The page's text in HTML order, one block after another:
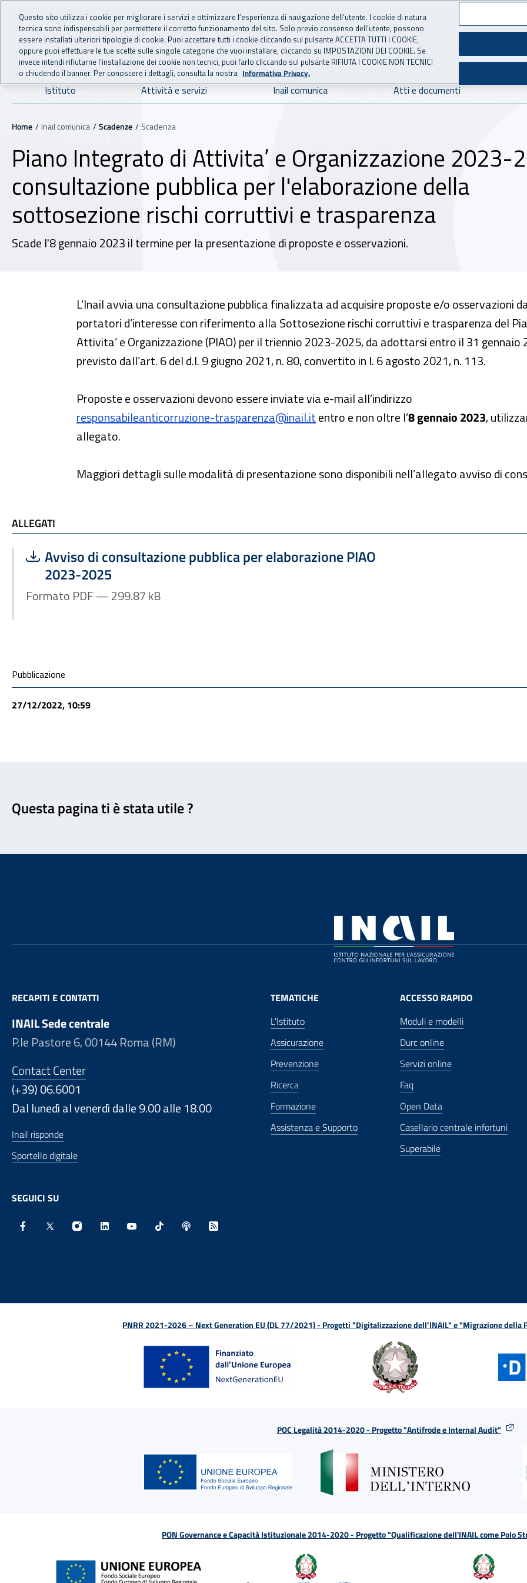
Vai al menu principale
Vai al contenuto principale
INAIL - Istituto Nazionale per l'Assicurazione
Navigazione principale
Istituto Attività e servizi Inail comunica Atti e documenti
Navigazione - Ti trovi in:
Home Inail comunica Scadenze Scadenza
Piano Integrato di Attivita’ e Organizzazione 2023-
consultazione pubblica per l'elaborazione della
sottosezione rischi corruttivi e trasparenza
Scade l'8 gennaio 2023 il termine per la presentazione di proposte e osservazioni.
L’Inail avvia una consultazione pubblica finalizzata ad acquisire proposte e/o osservazioni
portatori d’interesse con riferimento alla Sottosezione rischi corruttivi e trasparenza del
Attivita’ e Organizzazione (PIAO) per il triennio 2023-2025, da adottarsi entro il 31 gennaio
previsto dall’art. 6 del d.l. 9 giugno 2021, n. 80, convertito in l. 6 agosto 2021, n. 113.
Proposte e osservazioni devono essere inviate via e-mail all’indirizzo
responsabileanticorruzione-trasparenza@inail.itentro e non oltre l’8 gennaio 2023,
allegato.
Maggiori dettagli sulle modalità di presentazione sono disponibili nell’allegato avviso di
ALLEGATI
ALLEGATI
Scarica file:
Avviso di consultazione pubblica per elaborazione PIAO
2023-2025
Formato PDF — Dimensione 299.87 kB
Formato PDF — 299.87 kB
Condivisione social
Pubblicazione
27/12/2022, 10:59
Questa pagina ti è stata utile ?
RECAPITI E CONTATTI
INAIL Sede centrale
P.le Pastore 6, 00144 Roma (RM)
Contact Center
(+39) 06.6001
Dal lunedì al venerdì dalle 9.00 alle 18.00
Inail risponde
Sportello digitale
SEGUICI SU
TEMATICHE
L'Istituto
Assicurazione
Prevenzione
Ricerca
Formazione
Assistenza e Supporto
ACCESSO RAPIDO
Moduli e modelli
Durc online
Servizi online
Faq
Open Data
Casellario centrale infortuni
Superabile
PNRR 2021-2026 – Next Generation EU (DL 77/2021) - Progetti "Digitalizzazione dell’INAIL" e "Migrazione della
POC Legalità 2014-2020 - Progetto "Antifrode e Internal Audit"
PON Governance e Capacità Istituzionale 2014-2020 - Progetto "Qualificazione dell'INAIL come Polo
Questo sito utilizza i cookie per migliorare i servizi e ottimizzare l’esperienza di navigazione dell’utente. I cookie di natura
tecnica sono indispensabili per permettere il corretto funzionamento del sito. Solo previo consenso dell’utente, possono
essere installati ulteriori tipologie di cookie. Puoi accettare tutti i cookie cliccando sul pulsante ACCETTA TUTTI I COOKIE,
oppure puoi effettuare le tue scelte sulle singole categorie che vuoi installare, cliccando su IMPOSTAZIONI DEI COOKIE. Se
invece intendi rifiutarne l’installazione dei cookie non tecnici, puoi farlo cliccando sul pulsante RIFIUTA I COOKIE NON TECNICI
o chiudendo il banner. Per conoscere i dettagli, consulta la nostra Informativa Privacy.